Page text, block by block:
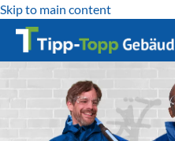
Skip to main content